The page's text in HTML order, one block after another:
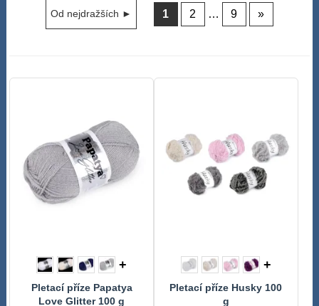
Od nejdražších ► 1 2 … 9 »
+
Pletací příze Papatya
Love Glitter 100 g
+
Pletací příze Husky 100
g